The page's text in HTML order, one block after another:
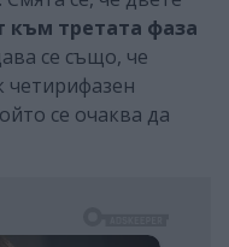
към третата фаза
се също, че
четирифазен
се очаква да